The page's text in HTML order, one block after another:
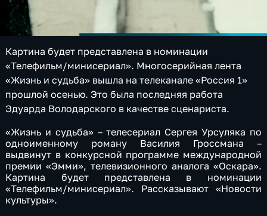
Картина будет представлена в номинации
«Телефильм/минисериал». Многосерийная лента
«Жизнь и судьба» вышла на телеканале «Россия 1»
прошлой осенью. Это была последняя работа
Эдуарда Володарского в качестве сценариста.
«Жизнь и судьба» – телесериал Сергея Урсуляка по
одноименному роману Василия Гроссмана –
выдвинут в конкурсной программе международной
премии «Эмми», телевизионного аналога «Оскара».
Картина будет представлена в номинации
«Телефильм/минисериал». Рассказывают «Новости
культуры».